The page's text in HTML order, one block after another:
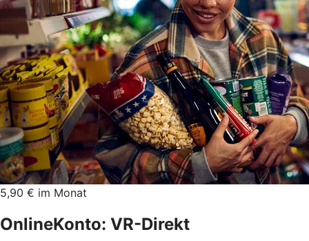
5,90 € im Monat
OnlineKonto: VR-Direkt